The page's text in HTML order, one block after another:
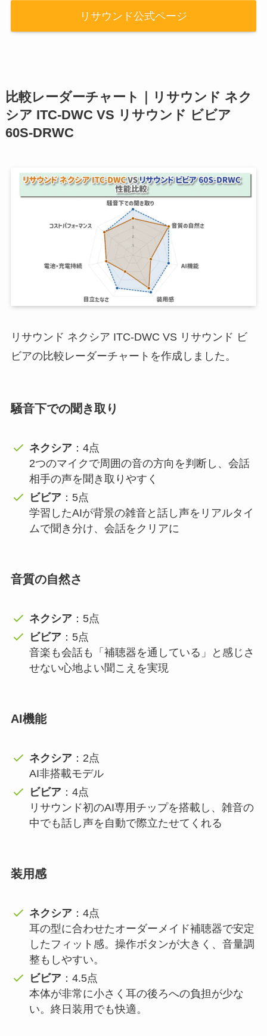
リサウンド公式ページ
比較レーダーチャート｜リサウンド ネク
シア ITC-DWC VS リサウンド ビビア
60S-DRWC
リサウンド ネクシア ITC-DWC VS リサウンド ビ
ビアの比較レーダーチャートを作成しました。
騒音下での聞き取り
ネクシア ：4点
2つのマイクで周囲の音の方向を判断し、会話
相手の声を聞き取りやすく
ビビア ：5点
学習したAIが背景の雑音と話し声をリアルタイ
ムで聞き分け、会話をクリアに
音質の自然さ
ネクシア ：5点
ビビア ：5点
音楽も会話も「補聴器を通している」と感じさ
せない心地よい聞こえを実現
AI機能
ネクシア ：2点
AI非搭載モデル
ビビア ：4点
リサウンド初のAI専用チップを搭載し、雑音の
中でも話し声を自動で際立たせてくれる
装用感
ネクシア ：4点
耳の型に合わせたオーダーメイド補聴器で安定
したフィット感。操作ボタンが大きく、音量調
整もしやすい。
ビビア ：4.5点
本体が非常に小さく耳の後ろへの負担が少な
い。終日装用でも快適。